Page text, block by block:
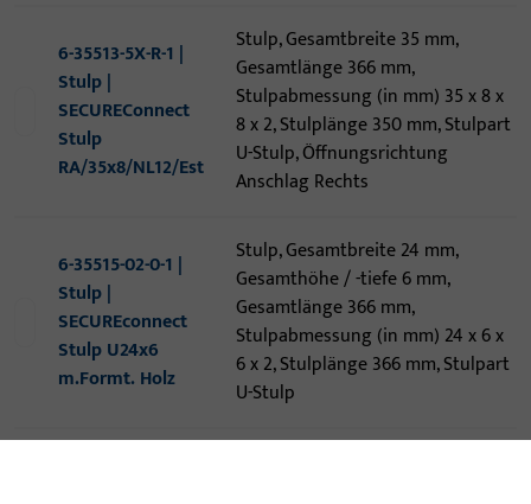
6-35513-5X-R-1 |
Stulp |
SECUREConnect
Stulp
RA/35x8/NL12/Est
Stulp, Gesamtbreite 35 mm,
Gesamtlänge 366 mm,
Stulpabmessung (in mm) 35 x 8 x
8 x 2, Stulplänge 350 mm, Stulpart
U-Stulp, Öffnungsrichtung
Anschlag Rechts
6-35515-02-0-1 |
Stulp |
SECUREconnect
Stulp U24x6
m.Formt. Holz
Stulp, Gesamtbreite 24 mm,
Gesamthöhe / -tiefe 6 mm,
Gesamtlänge 366 mm,
Stulpabmessung (in mm) 24 x 6 x
6 x 2, Stulplänge 366 mm, Stulpart
U-Stulp